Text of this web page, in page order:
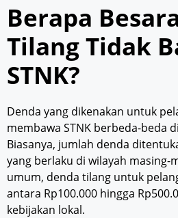
Berapa
Tilang Tidak
STNK?
Denda yang dikenakan untuk
membawa STNK berbeda-beda
Biasanya, jumlah denda
yang berlaku di wilayah masing-
umum, denda tilang untuk
antara Rp100.000 hingga
kebijakan lokal.